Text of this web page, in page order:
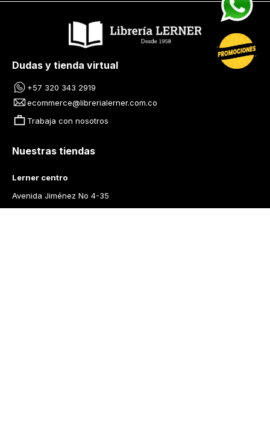
Dudas y tienda virtual
+57 320 343 2919
ecommerce@librerialerner.com.co
Trabaja con nosotros
Nuestras tiendas
Lerner centro
Avenida Jiménez No 4-35
Lerner Calle 93